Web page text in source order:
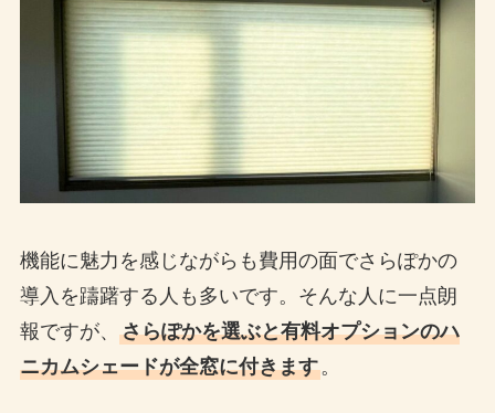
機能に魅力を感じながらも費用の面でさらぽかの
導入を躊躇する人も多いです。そんな人に一点朗
報ですが、 さらぽかを選ぶと有料オプションのハ
ニカムシェードが全窓に付きます。